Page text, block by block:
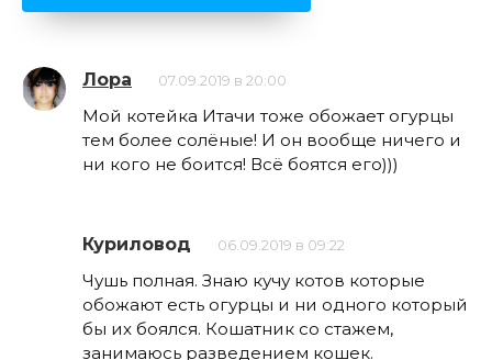
Лора 07.09.2019 в 20:00
Мой котейка Итачи тоже обожает огурцы
тем более солёные! И он вообще ничего и
ни кого не боится! Всё боятся его)))
Куриловод 06.09.2019 в 09:22
Чушь полная. Знаю кучу котов которые
обожают есть огурцы и ни одного который
бы их боялся. Кошатник со стажем,
занимаюсь разведением кошек.